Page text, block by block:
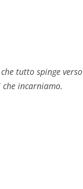
tutto spinge verso
incarniamo.